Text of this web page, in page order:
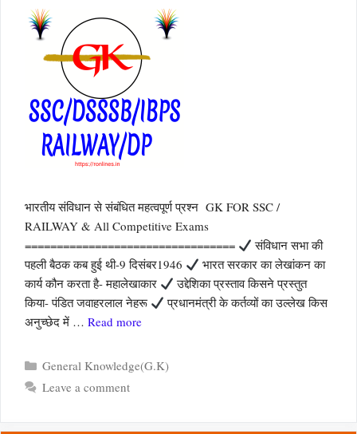
भारतीय संविधान से संबंधित महत्वपूर्ण प्रश्न GK FOR SSC /
RAILWAY & All Competitive Exams
=================================
संविधान सभा की
पहली बैठक कब हुई थी-9 दिसंबर1946
भारत सरकार का लेखांकन का
कार्य कौन करता है- महालेखाकार
उद्देशिका प्रस्ताव किसने प्रस्तुत
किया- पंडित जवाहरलाल नेहरू
प्रधानमंत्री के कर्तव्यों का उल्लेख किस
अनुच्छेद में … Read more
Categories
General Knowledge(G.K)
Leave a comment